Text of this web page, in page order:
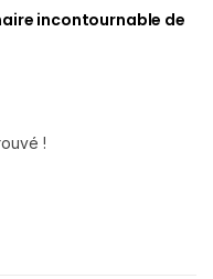
incontournable de
!